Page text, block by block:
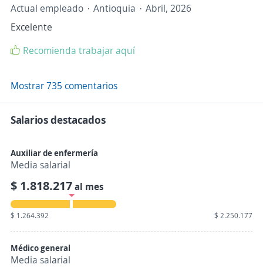
Actual empleado Antioquia
Abril, 2026
Excelente
Recomienda trabajar aquí
Mostrar 735 comentarios
Salarios destacados
Auxiliar de enfermería
Media salarial
$ 1.818.217al mes
$ 1.264.392 $ 2.250.177
Médico general
Media salarial